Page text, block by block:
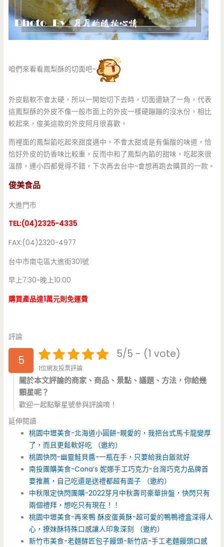
咱們來看看鳳梨酥的切面吧~
外皮鬆軟不會太硬，所以一開始切下去時，切面還缺了一角，代表
這鳳梨酥的外皮不像一般市面上的外皮一樣硬蹦蹦的沒水份，相比
較起來，俊美這款的外皮阿月很喜歡。
而裡面的鳳梨餡吃起來甜度適中，不會太甜或是有偏酸的味道，恰
恰好外皮的奶香味比較重，反而中和了鳳梨內餡的甜味，吃起來很
溫醇，連小四都覺得不錯，下次再去台中~會想再跑去購買的一款。
俊美食品
大進門市
TEL:(04)2325-4335
FAX:(04)2320-4977
台中市南屯區大進街301號
早上7:30~晚上10:00
購買產品達1萬元則免運費
評論
5 5/5 - (1 vote)
1位網友投票評論
關於本文評論的商家、商品、景點、議題、方法，你給幾
顆星呢？
歡迎一起點擊星號參與評論唷！
延伸閱讀
桃園中壢美食-北海道小圓餅-親愛的，我把台式馬卡龍變厚
了，而且更鬆軟好吃 （邀約）
桃園快閃-幽靈鮭貝醬-一瓶在手，只要給我白飯就好
南投團購美食-Cona’s 妮娜手工巧克力-台灣巧克力品牌首
要推薦，自己吃還是送禮都超有面子 （邀約）
中秋限定快閃團購-2022芽月中秋壽司豪華拚盤，快閃只有
兩個禮拜，想吃只有現在！！
桃園中壢美食-再來鴨 酥皮蛋黃酥-超可愛的鴨鴨禮盒深得人
心，撩妹酥特殊口感讓人印象深刻 （邀約）
新竹市美食-老麵酵匠包子饅頭-新竹店-手工老麵饅頭口感